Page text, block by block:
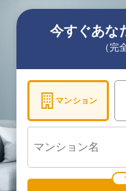
今すぐあな
（完
マンション